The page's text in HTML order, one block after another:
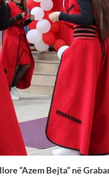
“Azem Bejta” në